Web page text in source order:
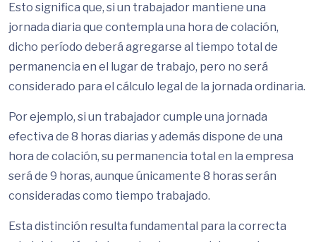
Esto significa que, si un trabajador mantiene una
jornada diaria que contempla una hora de colación,
dicho período deberá agregarse al tiempo total de
permanencia en el lugar de trabajo, pero no será
considerado para el cálculo legal de la jornada ordinaria.
Por ejemplo, si un trabajador cumple una jornada
efectiva de 8 horas diarias y además dispone de una
hora de colación, su permanencia total en la empresa
será de 9 horas, aunque únicamente 8 horas serán
consideradas como tiempo trabajado.
Esta distinción resulta fundamental para la correcta